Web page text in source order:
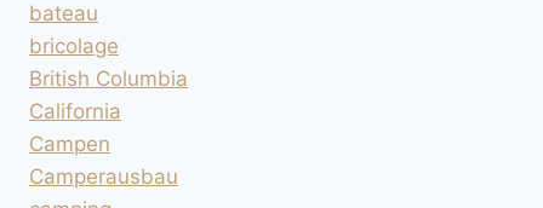
bateau
bricolage
British Columbia
California
Campen
Camperausbau